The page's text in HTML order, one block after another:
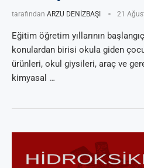
tarafından ARZU DENİZBAŞI 21
Eğitim öğretim yıllarının
konulardan birisi okula giden
ürünleri, okul giysileri, araç ve
kimyasal …